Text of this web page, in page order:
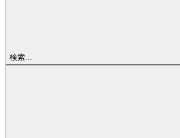
検索...